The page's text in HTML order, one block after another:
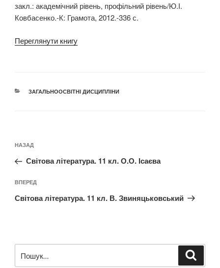
закл.: академічний рівень, профільний рівень/Ю.І.
Ковбасенко.-К: Грамота, 2012.-336 с.
Переглянути книгу
КАТЕГОРІЇ
ЗАГАЛЬНООСВІТНІ ДИСЦИПЛІНИ
записів
Попередній
запис:
НАЗАД
Світова література. 11 кл. О.О. Ісаєва
Наступний
запис
ВПЕРЕД
Світова література. 11 кл. В. Звиняцьковський
за